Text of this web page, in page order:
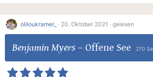
oliloukramer_ · 20. Oktober 2021 · gelesen
Benjamin Myers – Offene See 270